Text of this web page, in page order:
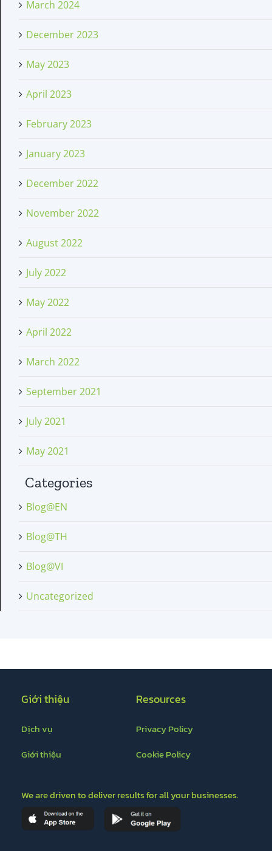
March 2024
December 2023
May 2023
April 2023
February 2023
January 2023
December 2022
November 2022
August 2022
July 2022
May 2022
April 2022
March 2022
September 2021
July 2021
May 2021
Categories
Blog@EN
Blog@TH
Blog@VI
Uncategorized
Giới thiệu
Dịch vụ
Giới thiệu
Resources
Privacy Policy
Cookie Policy
We are driven to deliver results for all your businesses.